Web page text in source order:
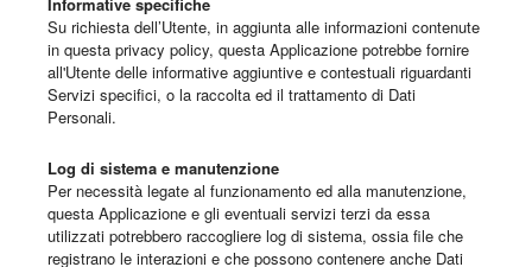
Su richiesta dell’Utente, in aggiunta alle informazioni contenute
in questa privacy policy, questa Applicazione potrebbe fornire
all'Utente delle informative aggiuntive e contestuali riguardanti
Servizi specifici, o la raccolta ed il trattamento di Dati
Personali.
Log di sistema e manutenzione
Per necessità legate al funzionamento ed alla manutenzione,
questa Applicazione e gli eventuali servizi terzi da essa
utilizzati potrebbero raccogliere log di sistema, ossia file che
registrano le interazioni e che possono contenere anche Dati